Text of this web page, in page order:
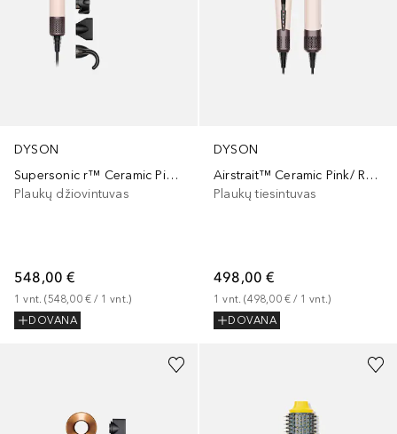
DYSON
Supersonic r™ Ceramic Pink/ Rose Gold
Plaukų džiovintuvas
548,00 €
1 vnt. (548,00 € / 1 vnt.)
DOVANA
DYSON
Airstrait™ Ceramic Pink/ Rose Gold
Plaukų tiesintuvas
498,00 €
1 vnt. (498,00 € / 1 vnt.)
DOVANA